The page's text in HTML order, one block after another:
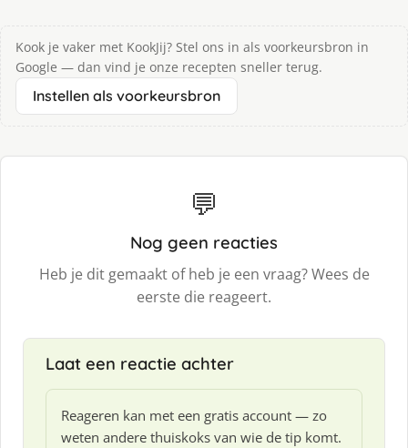
Kook je vaker met KookJij? Stel ons in als voorkeursbron in
Google — dan vind je onze recepten sneller terug.
Instellen als voorkeursbron
💬
Nog geen reacties
Heb je dit gemaakt of heb je een vraag? Wees de
eerste die reageert.
Laat een reactie achter
Reageren kan met een gratis account — zo
weten andere thuiskoks van wie de tip komt.